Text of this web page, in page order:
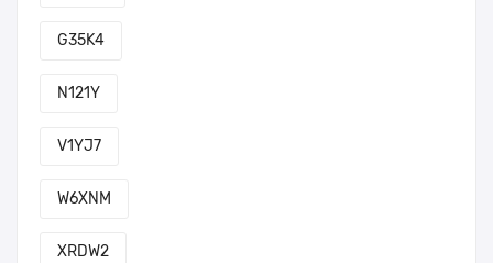
G35K4
N121Y
V1YJ7
W6XNM
XRDW2